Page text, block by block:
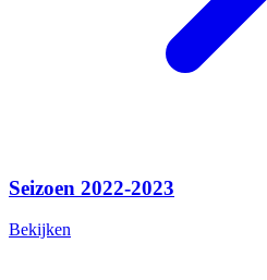
Seizoen 2022-2023
Bekijken